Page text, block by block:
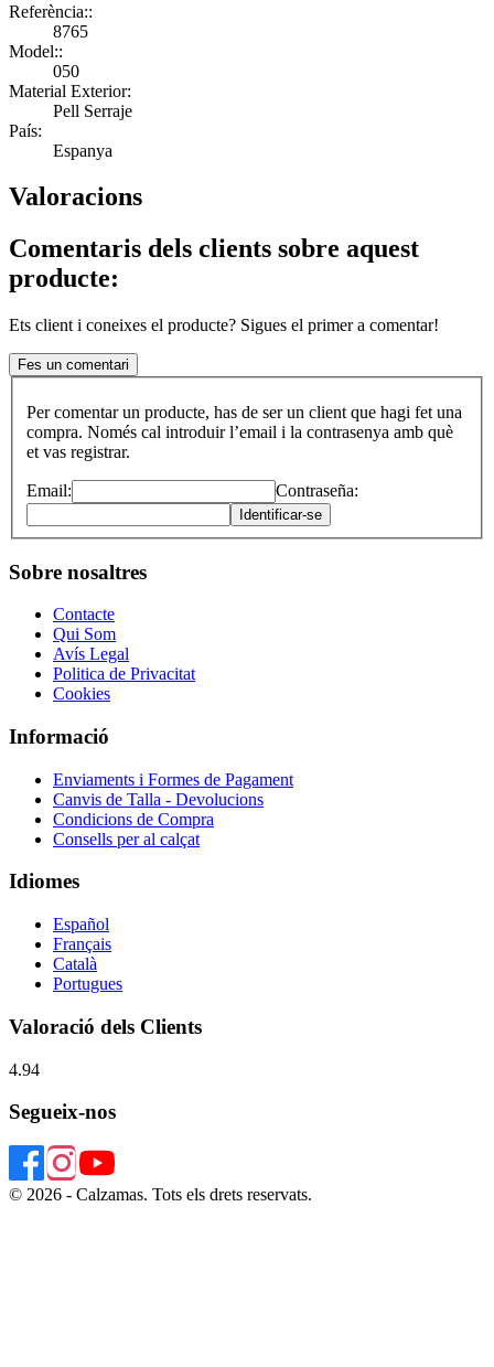
Referència::
8765
Model::
050
Material Exterior:
Pell Serraje
País:
Espanya
Valoracions
Comentaris dels clients sobre aquest
producte:
Ets client i coneixes el producte? Sigues el primer a comentar!
Fes un comentari
Per comentar un producte, has de ser un client que hagi fet una
compra. Només cal introduir l’email i la contrasenya amb què
et vas registrar.
Email: Contraseña:
Identificar-se
Sobre nosaltres
Contacte
Qui Som
Avís Legal
Politica de Privacitat
Cookies
Informació
Enviaments i Formes de Pagament
Canvis de Talla - Devolucions
Condicions de Compra
Consells per al calçat
Idiomes
Español
Français
Català
Portugues
Valoració dels Clients
4.94
Segueix-nos
© 2026 - Calzamas. Tots els drets reservats.